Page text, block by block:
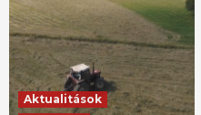
Aktualitások